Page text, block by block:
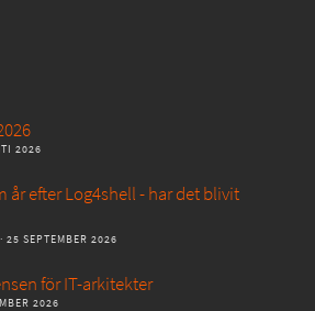
2026
år efter Log4shell - har det blivit
· 25 SEPTEMBER 2026
för IT-arkitekter
2026